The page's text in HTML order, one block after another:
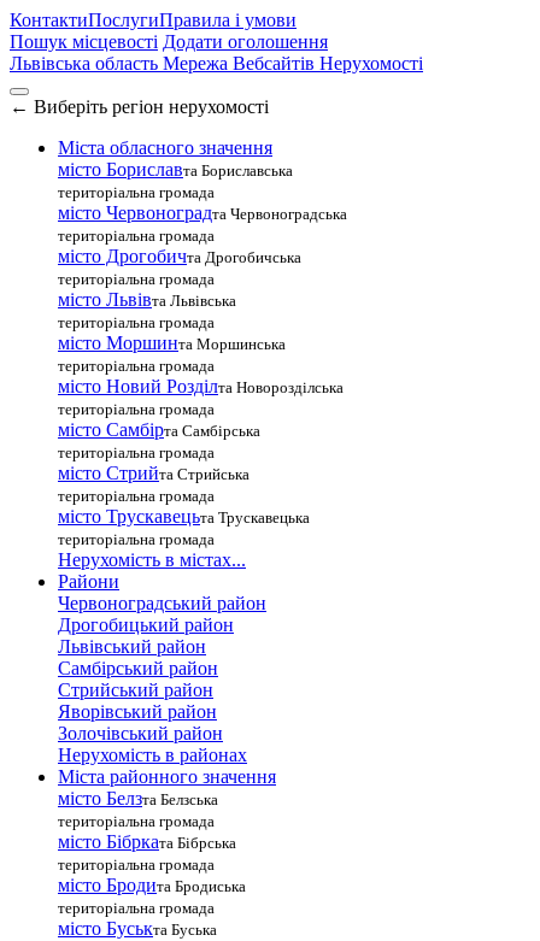
КонтактиПослугиПравила і умови
Пошук місцевості Додати оголошення
Львівська область Мережа Вебсайтів Нерухомості
← Виберіть регіон нерухомості
Міста обласного значення
місто Бориславта Бориславська
територіальна громада
місто Червоноградта Червоноградська
територіальна громада
місто Дрогобичта Дрогобичська
територіальна громада
місто Львівта Львівська
територіальна громада
місто Моршинта Моршинська
територіальна громада
місто Новий Розділта Новорозділська
територіальна громада
місто Самбірта Самбірська
територіальна громада
місто Стрийта Стрийська
територіальна громада
місто Трускавецьта Трускавецька
територіальна громада
Нерухомість в містах...
Райони
Червоноградський район
Дрогобицький район
Львівський район
Самбірський район
Стрийський район
Яворівський район
Золочівський район
Нерухомість в районах
Міста районного значення
місто Белзта Белзська
територіальна громада
місто Бібрката Бібрська
територіальна громада
місто Бродита Бродиська
територіальна громада
місто Буськта Буська